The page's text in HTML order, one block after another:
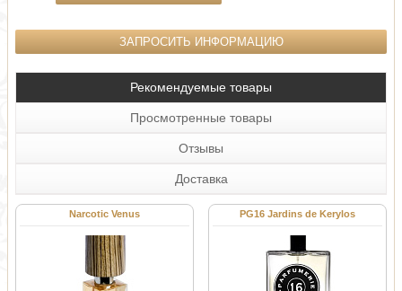
ЗАПРОСИТЬ ИНФОРМАЦИЮ
Рекомендуемые товары
Просмотренные товары
Отзывы
Доставка
Narcotic Venus PG16 Jardins de Kerylos